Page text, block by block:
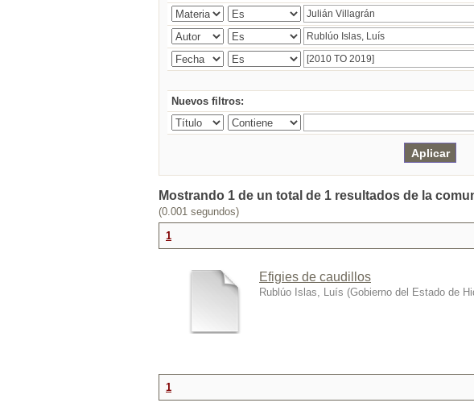
Nuevos filtros:
Mostrando 1 de un total de 1 resultados de la
(0.001 segundos)
1
Efigies de caudillos
Rublúo Islas, Luís (Gobierno del Estado de
1